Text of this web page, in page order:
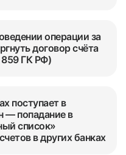
операции за
договор счёта
859 ГК РФ)
поступает в
— попадание в
список»
в других банках